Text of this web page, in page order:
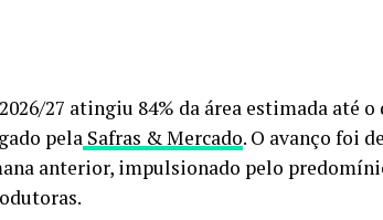
27 atingiu 84% da área estimada até o
pela Safras & Mercado. O avanço foi
anterior, impulsionado pelo